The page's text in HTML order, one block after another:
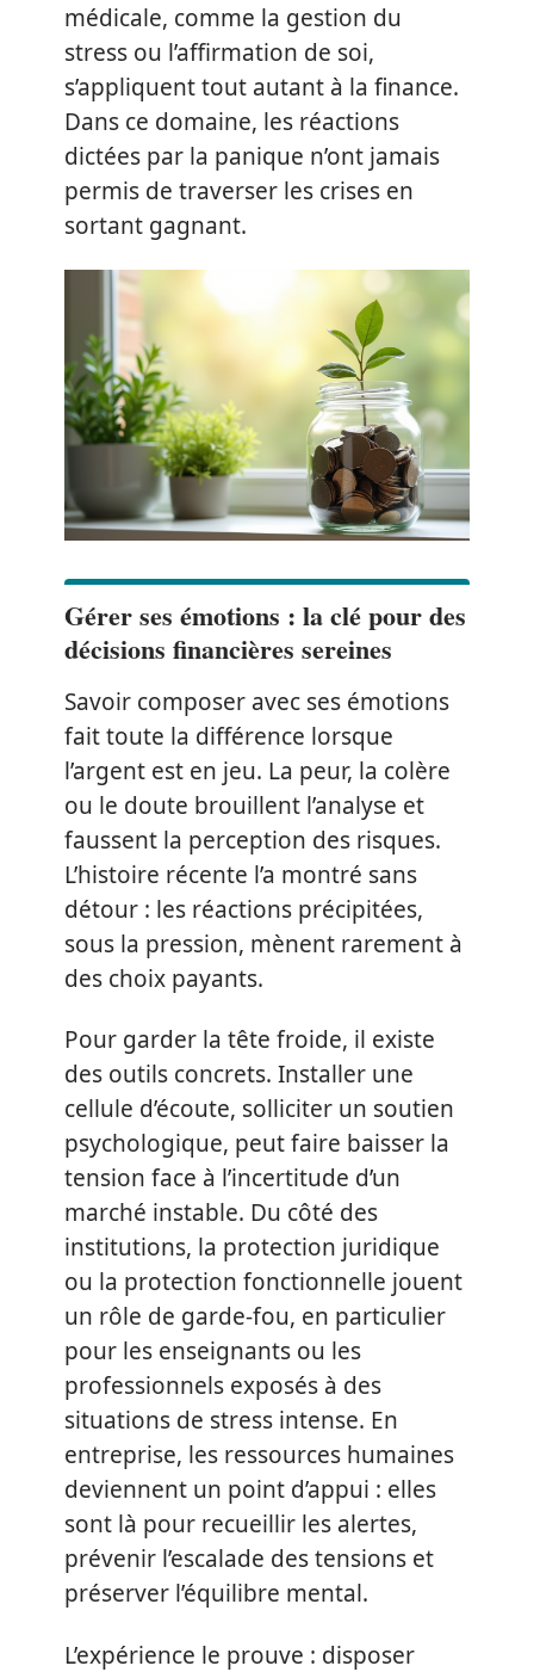
médicale, comme la gestion du
stress ou l’affirmation de soi,
s’appliquent tout autant à la finance.
Dans ce domaine, les réactions
dictées par la panique n’ont jamais
permis de traverser les crises en
sortant gagnant.
Gérer ses émotions : la clé pour des
décisions financières sereines
Savoir composer avec ses émotions
fait toute la différence lorsque
l’argent est en jeu. La peur, la colère
ou le doute brouillent l’analyse et
faussent la perception des risques.
L’histoire récente l’a montré sans
détour : les réactions précipitées,
sous la pression, mènent rarement à
des choix payants.
Pour garder la tête froide, il existe
des outils concrets. Installer une
cellule d’écoute, solliciter un soutien
psychologique, peut faire baisser la
tension face à l’incertitude d’un
marché instable. Du côté des
institutions, la protection juridique
ou la protection fonctionnelle jouent
un rôle de garde-fou, en particulier
pour les enseignants ou les
professionnels exposés à des
situations de stress intense. En
entreprise, les ressources humaines
deviennent un point d’appui : elles
sont là pour recueillir les alertes,
prévenir l’escalade des tensions et
préserver l’équilibre mental.
L’expérience le prouve : disposer